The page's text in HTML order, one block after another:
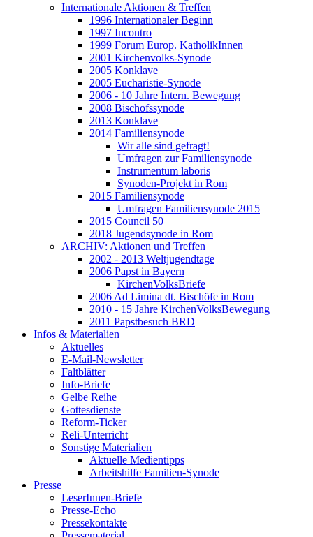
Internationale Aktionen & Treffen
1996 Internationaler Beginn
1997 Incontro
1999 Forum Europ. KatholikInnen
2001 Kirchenvolks-Synode
2005 Konklave
2005 Eucharistie-Synode
2006 - 10 Jahre Intern. Bewegung
2008 Bischofssynode
2013 Konklave
2014 Familiensynode
Wir alle sind gefragt!
Umfragen zur Familiensynode
Instrumentum laboris
Synoden-Projekt in Rom
2015 Familiensynode
Umfragen Familiensynode 2015
2015 Council 50
2018 Jugendsynode in Rom
ARCHIV: Aktionen und Treffen
2002 - 2013 Weltjugendtage
2006 Papst in Bayern
KirchenVolksBriefe
2006 Ad Limina dt. Bischöfe in Rom
2010 - 15 Jahre KirchenVolksBewegung
2011 Papstbesuch BRD
Infos & Materialien
Aktuelles
E-Mail-Newsletter
Faltblätter
Info-Briefe
Gelbe Reihe
Gottesdienste
Reform-Ticker
Reli-Unterricht
Sonstige Materialien
Aktuelle Medientipps
Arbeitshilfe Familien-Synode
Presse
LeserInnen-Briefe
Presse-Echo
Pressekontakte